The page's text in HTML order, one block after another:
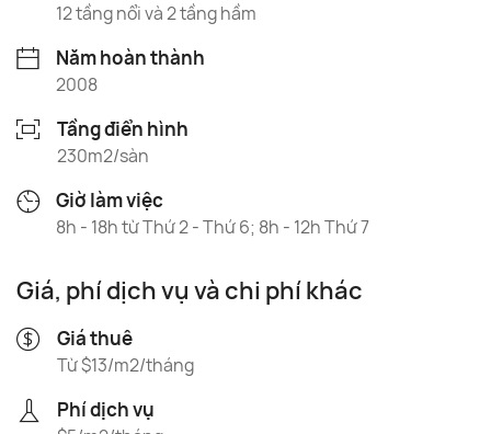
12 tầng nổi và 2 tầng hầm
Năm hoàn thành
2008
Tầng điển hình
230m2/sàn
Giờ làm việc
8h - 18h từ Thứ 2 - Thứ 6; 8h - 12h Thứ 7
Giá, phí dịch vụ và chi phí khác
Giá thuê
Từ $13/m2/tháng
Phí dịch vụ